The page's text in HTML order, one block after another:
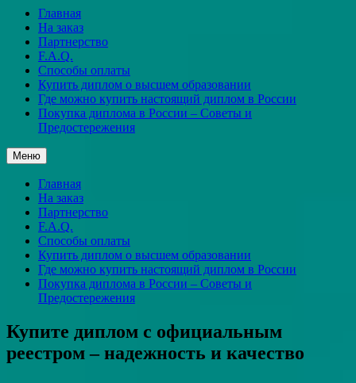
Главная
На заказ
Партнерство
F.A.Q.
Способы оплаты
Купить диплом о высшем образовании
Где можно купить настоящий диплом в России
Покупка диплома в России – Советы и
Предостережения
Меню
Главная
На заказ
Партнерство
F.A.Q.
Способы оплаты
Купить диплом о высшем образовании
Где можно купить настоящий диплом в России
Покупка диплома в России – Советы и
Предостережения
Купите диплом с официальным
реестром – надежность и качество